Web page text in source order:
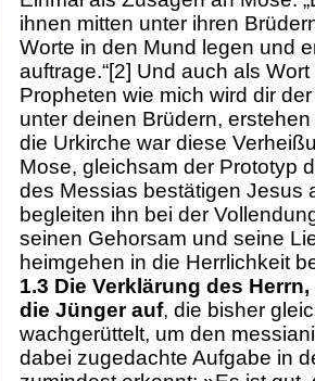
ihnen mitten unter ihren
Worte in den Mund legen und
auftrage.“[2] Und auch als
Propheten wie mich wird dir
unter deinen Brüdern,
die Urkirche war diese
Mose, gleichsam der Prototyp
des Messias bestätigen Jesus
begleiten ihn bei der
seinen Gehorsam und seine
heimgehen in die Herrlichkeit
1.3 Die Verklärung des
die Jünger auf, die bisher
wachgerüttelt, um den
dabei zugedachte Aufgabe in